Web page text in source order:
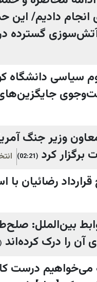
دادیم/
گسترده در
سیاسی دانشگاه
جایگزین‌های
وزیر جنگ
برگزار کرد‌ (02:21)
با استقلال فقط ۱۰۰
بین‌الملل:
آن را درک کرده‌اند (02:20)
است که می‌خواهیم